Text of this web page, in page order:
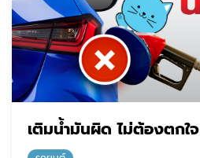
เติมน้ำมันผิด ไม่ต้องตกใจ